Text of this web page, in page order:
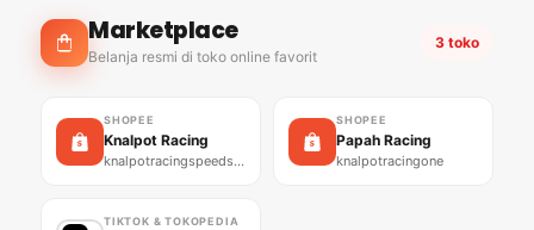
Marketplace
Belanja resmi di toko online favorit
3 toko
SHOPEE
Knalpot Racing
knalpotracingspeedshop
SHOPEE
Papah Racing
knalpotracingone
TIKTOK & TOKOPEDIA